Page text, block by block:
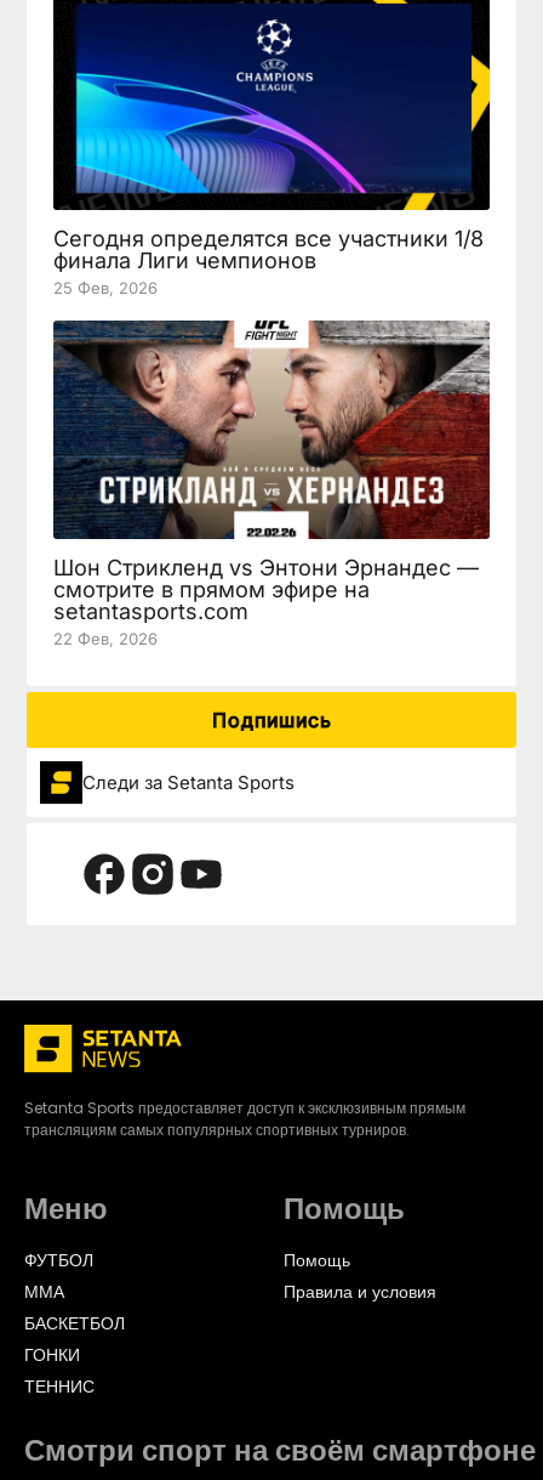
Сегодня определятся все участники 1/8
финала Лиги чемпионов
25 Фев, 2026
Шон Стрикленд vs Энтони Эрнандес —
смотрите в прямом эфире на
setantasports.com
22 Фев, 2026
Подпишись
Следи за Setanta Sports
Setanta Sports предоставляет доступ к эксклюзивным прямым
трансляциям самых популярных спортивных турниров.
Меню
ФУТБОЛ
ММА
БАСКЕТБОЛ
ГОНКИ
ТЕННИС
Помощь
Помощь
Правила и условия
Смотри спорт на своём смартфоне